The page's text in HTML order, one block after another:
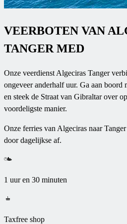
VEERBOTEN VAN
TANGER MED
Onze veerdienst Algeciras Tanger
ongeveer anderhalf uur. Ga aan boord
en steek de Straat van Gibraltar over
voordeligste manier.
Onze ferries van Algeciras naar
door dagelijkse af.
1 uur en 30 minuten
Taxfree shop